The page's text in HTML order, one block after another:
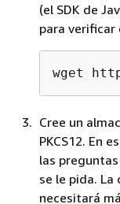
(el SDK de
para
wget
Cree un
PKCS12. En
las
se le pida. La
necesitará